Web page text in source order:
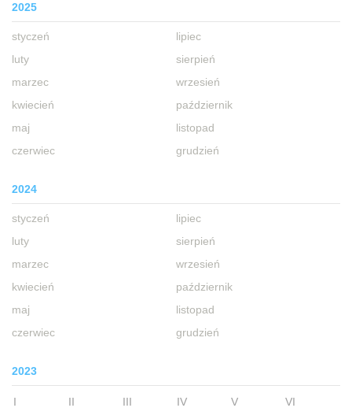
2025
styczeń
luty
marzec
kwiecień
maj
czerwiec
lipiec
sierpień
wrzesień
październik
listopad
grudzień
2024
styczeń
luty
marzec
kwiecień
maj
czerwiec
lipiec
sierpień
wrzesień
październik
listopad
grudzień
2023
I II III IV V
VI